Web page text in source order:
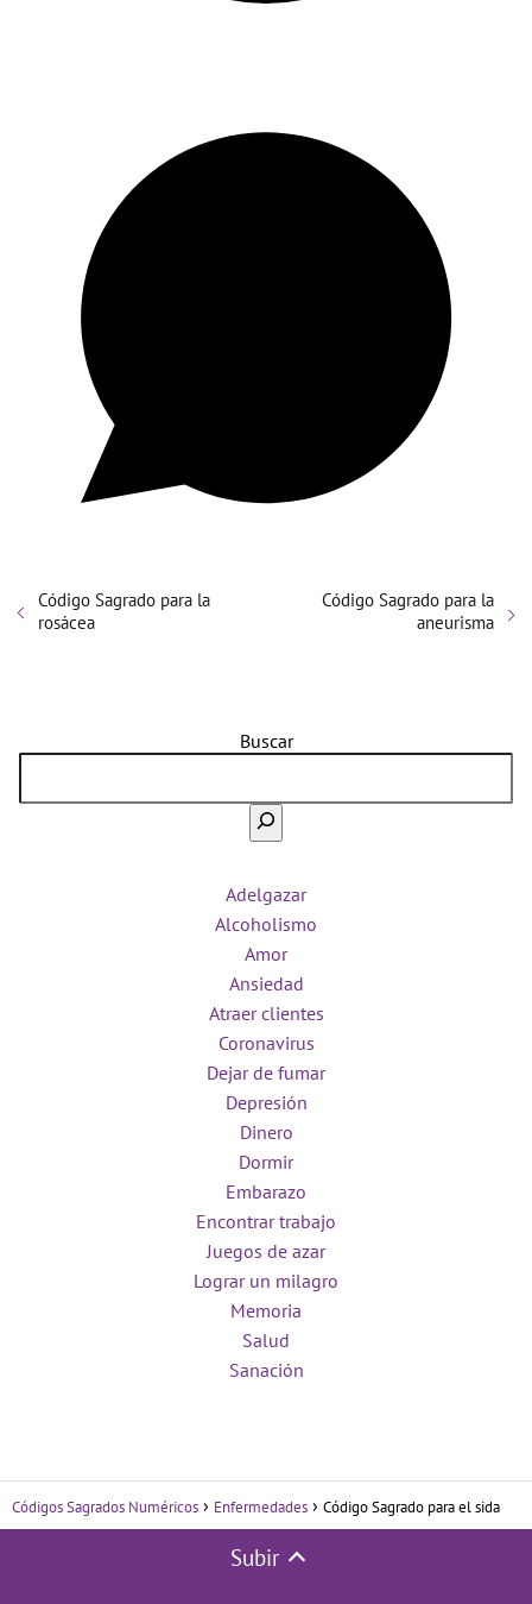
Código Sagrado para la
rosácea
Código Sagrado para la
aneurisma
Buscar
Adelgazar
Alcoholismo
Amor
Ansiedad
Atraer clientes
Coronavirus
Dejar de fumar
Depresión
Dinero
Dormir
Embarazo
Encontrar trabajo
Juegos de azar
Lograr un milagro
Memoria
Salud
Sanación
Códigos Sagrados Numéricos Enfermedades Código Sagrado para el sida
Subir